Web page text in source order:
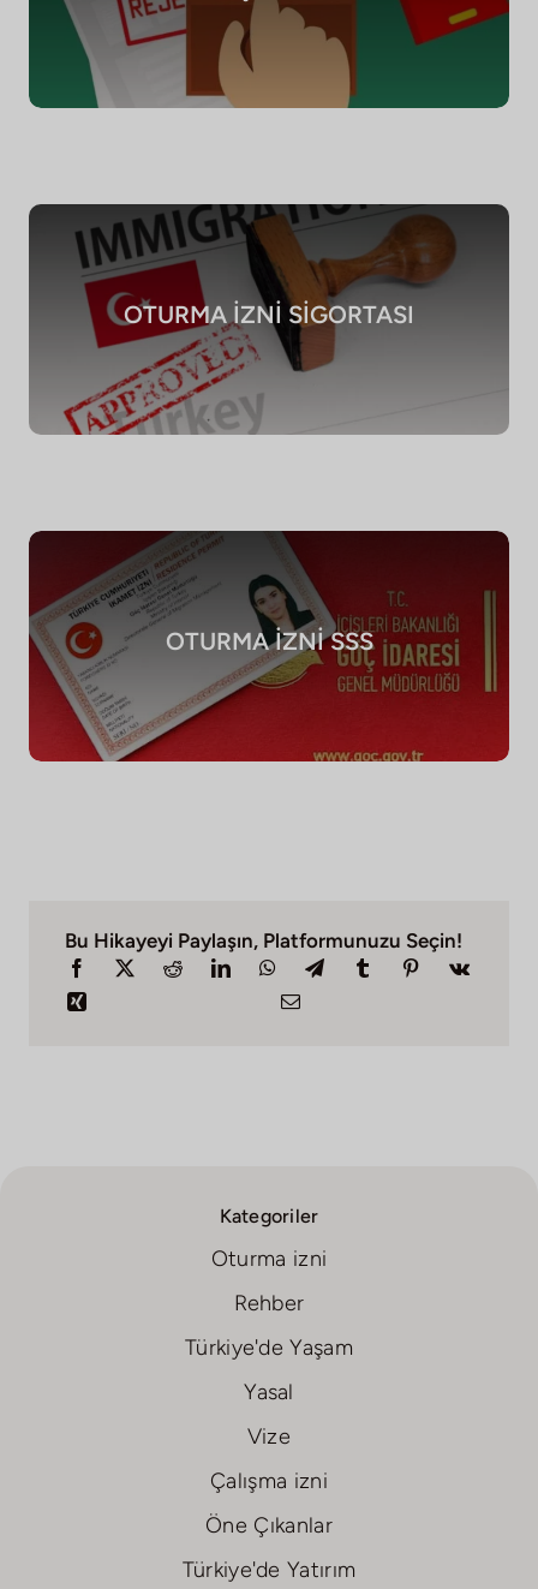
OTURMA İZNİ SİGORTASI
OTURMA İZNİ SSS
Bu Hikayeyi Paylaşın, Platformunuzu Seçin!
Kategoriler
Oturma izni
Rehber
Türkiye'de Yaşam
Yasal
Vize
Çalışma izni
Öne Çıkanlar
Türkiye'de Yatırım